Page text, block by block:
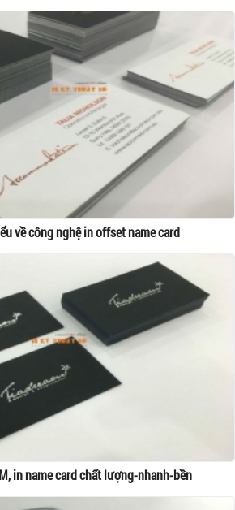
về công nghệ in offset name card
in name card chất lượng-nhanh-bền